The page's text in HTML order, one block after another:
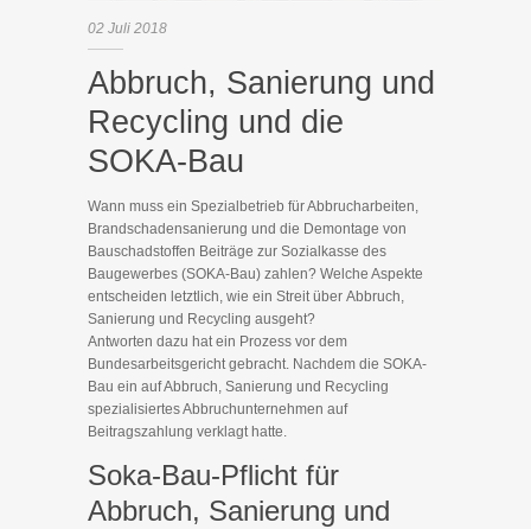
02 Juli 2018
Abbruch, Sanierung und
Recycling und die
SOKA-Bau
Wann muss ein Spezialbetrieb für Abbrucharbeiten,
Brandschadensanierung und die Demontage von
Bauschadstoffen Beiträge zur Sozialkasse des
Baugewerbes (SOKA-Bau) zahlen? Welche Aspekte
entscheiden letztlich, wie ein Streit über Abbruch,
Sanierung und Recycling ausgeht?
Antworten dazu hat ein Prozess vor dem
Bundesarbeitsgericht gebracht. Nachdem die SOKA-
Bau ein auf Abbruch, Sanierung und Recycling
spezialisiertes Abbruchunternehmen auf
Beitragszahlung verklagt hatte.
Soka-Bau-Pflicht für
Abbruch, Sanierung und